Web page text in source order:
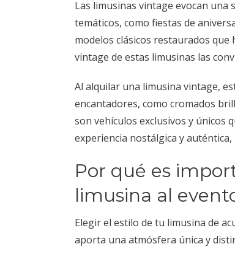
Las limusinas vintage evocan una
temáticos, como fiestas de
modelos clásicos restaurados
vintage de estas limusinas las
Al alquilar una limusina vintage,
encantadores, como cromados
son vehículos exclusivos y únicos
experiencia nostálgica y
Por qué es
limusina al
Elegir el estilo de tu limusina de
aporta una atmósfera única y